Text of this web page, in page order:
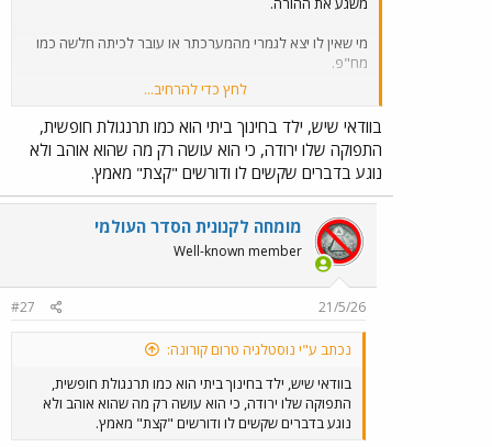
מי שאין לו יצא לגמרי מהמערכתר או עובר לכיתה חלשה כמו
מח"פ.
את גם מכירה את לינוי מהמסך את יודעת כמה היא מחמירה.
היא לא בן אדם סימפטי.
היא האחרונה שנופלת לנחמדות יתר ולבלי גבולות.
לחץ כדי להרחיב...
בוודאי שיש, ילד בחינוך ביתי הוא כמו תרנגולת חופשית,
התפוקה שלו ירודה, כי הוא עושה רק מה שהוא אוהב ולא
נוגע בדברים שקשים לו ודורשים "קצת" מאמץ.
מומחה לקנונית הסדר העולמי
Well-known member
21/5/26
#27
נכתב ע"י נוסטלגיה טרום קורונה:
בוודאי שיש, ילד בחינוך ביתי הוא כמו תרנגולת חופשית,
התפוקה שלו ירודה, כי הוא עושה רק מה שהוא אוהב ולא
נוגע בדברים שקשים לו ודורשים "קצת" מאמץ.